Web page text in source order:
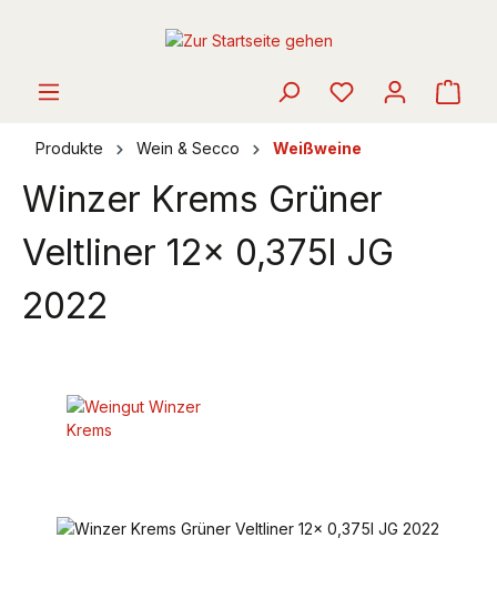
Produkte Wein & Secco Weißweine
Winzer Krems Grüner
Veltliner 12x 0,375l JG
2022
Bildergalerie überspringen